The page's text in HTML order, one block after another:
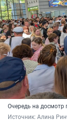
Очередь на досмотр
Источник: Алина